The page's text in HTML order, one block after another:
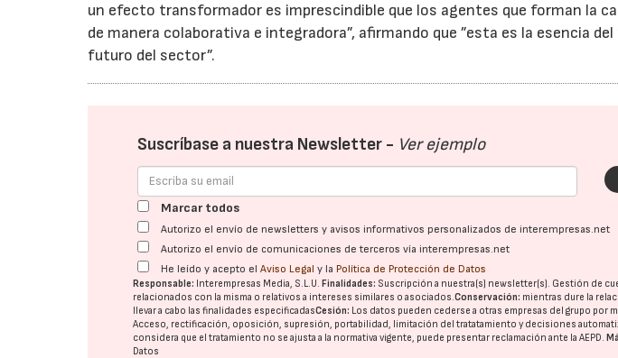
un efecto transformador es imprescindible que los agentes que forman la
de manera colaborativa e integradora”, afirmando que ”esta es la esencia
futuro del sector”.
Suscríbase a nuestra Newsletter - Ver ejemplo
Marcar todos
Autorizo el envío de newsletters y avisos informativos personalizados de interempresas.net
Autorizo el envío de comunicaciones de terceros vía interempresas.net
He leído y acepto elAviso Legal y la Política de Protección de Datos
Responsable: Interempresas Media, S.L.U.Finalidades: Suscripción a nuestra(s) newsletter(s). Gestión de
relacionados con la misma o relativos a intereses similares o asociados.Conservación: mientras dure la
llevar a cabo las finalidades especificadasCesión: Los datos pueden cederse a otras empresas del grupo por
Acceso, rectificación, oposición, supresión, portabilidad, limitación del tratatamiento y decisiones
considera que el tratamiento no se ajusta a la normativa vigente, puede presentar reclamación ante laAEPD .
Datos